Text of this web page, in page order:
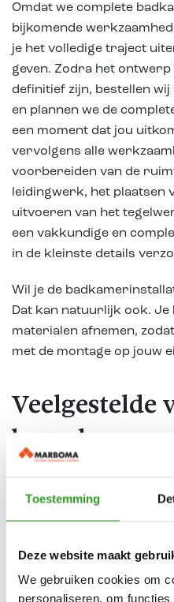
Toestemming
Deze website maakt
We gebruiken cookies om
personaliseren, om
Omdat we complete
bijkomende
je het volledige traject
geven. Zodra het ontwerp
definitief zijn, bestellen
en plannen we de
een moment dat jou
vervolgens alle
voorbereiden van de
leidingwerk, het plaatsen
uitvoeren van het
een vakkundige en
in de kleinste details
Wil je de
Dat kan natuurlijk ook. Je
materialen afnemen,
met de montage op jouw
Veelgestelde
bezoek
Kan ik jullie
afspraak?
Is een
Moet ik iets